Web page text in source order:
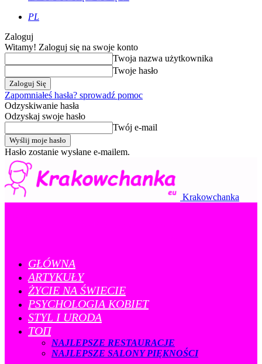
PL
Zaloguj
Witamy! Zaloguj się na swoje konto
Twoja nazwa użytkownika
Twoje hasło
Zapomniałeś hasła? sprowadź pomoc
Odzyskiwanie hasła
Odzyskaj swoje hasło
Twój e-mail
Hasło zostanie wysłane e-mailem.
Krakowchanka
GŁÓWNA
ARTYKUŁY
ŻYCIE NA ŚWIECIE
PSYCHOLOGIA KOBIET
STYL I URODA
ТОП
NAJLEPSZE RESTAURACJE
NAJLEPSZE SALONY PIĘKNOŚCI